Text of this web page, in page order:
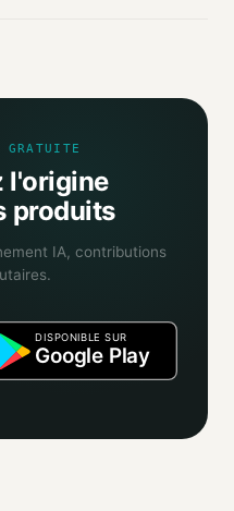
trouvées.
l'origine
produits
IA, contributions
DISPONIBLE SUR
Google Play